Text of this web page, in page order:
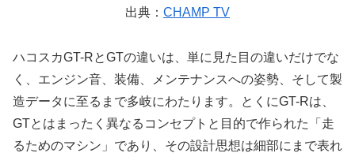
出典： CHAMP TV
ハコスカGT-RとGTの違いは、単に見た目の違いだけでな
く、エンジン音、装備、メンテナンスへの姿勢、そして製
造データに至るまで多岐にわたります。とくにGT-Rは、
GTとはまったく異なるコンセプトと目的で作られた「走
るためのマシン」であり、その設計思想は細部にまで表れ